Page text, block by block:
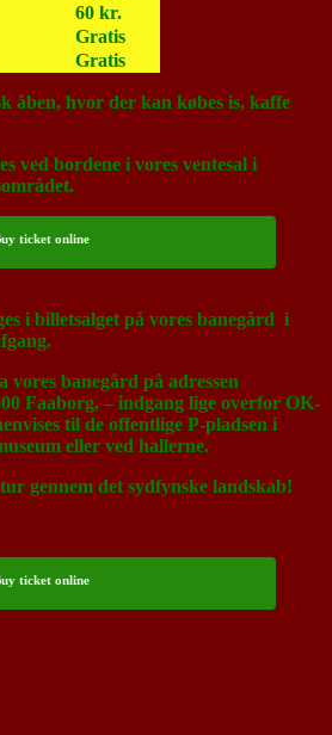
60 kr.
Gratis
Gratis
åben, hvor der kan købes is, kaffe
ved bordene i vores ventesal i
ticket online
i billetsalget på vores banegård i
banegård på adressen
Faaborg, – indgang lige overfor OK-
til de offentlige P-pladsen i
eller ved hallerne.
gennem det sydfynske landskab!
ticket online